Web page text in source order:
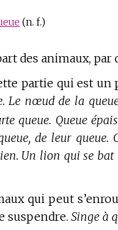
(n. f.)
des animaux, par
partie qui est
Le nœud de la
queue. Queue
de leur
Un lion qui se bat
qui peut
suspendre. Singe à